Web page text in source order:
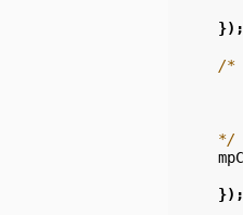
});
/*
    */
});